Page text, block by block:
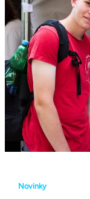
Novinky
mohli
odovzdať
všetko,
čo
v
sebe
nesieme.
❤️
Ďakujeme
za
tento
čas